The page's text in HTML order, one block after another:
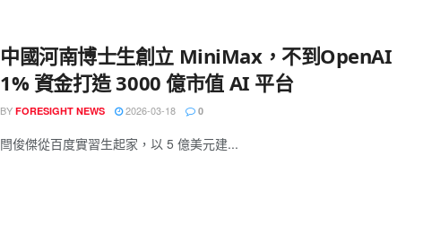
中國河南博士生創立 MiniMax，不到OpenAI
1% 資金打造 3000 億市值 AI 平台
BY FORESIGHT NEWS 2026-03-18 0
閆俊傑從百度實習生起家，以 5 億美元建...